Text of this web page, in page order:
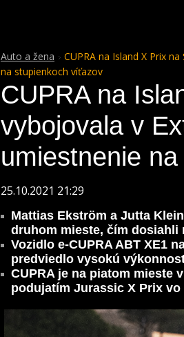
Auto a žena
CUPRA na Island X Prix
na stupienkoch víťazov
CUPRA na
vybojovala v
umiestnenie
25.10.2021 21:29
Mattias Ekström a Jutta
druhom mieste, čím dosiahli
Vozidlo e-CUPRA ABT XE1
predviedlo vysokú
CUPRA je na piatom mieste
podujatím Jurassic X Prix